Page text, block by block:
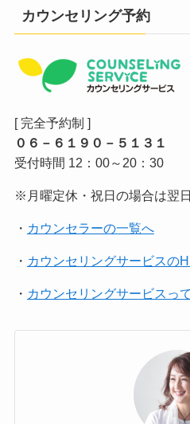
カウンセリング予約
[ 完全予約制 ]
０６－６１９０－５１３１
受付時間 12：00～20：30
※月曜定休・祝日の場合は翌
・ カウンセラーの一覧へ
・ カウンセリングサービスの
・ カウンセリングサービスっ